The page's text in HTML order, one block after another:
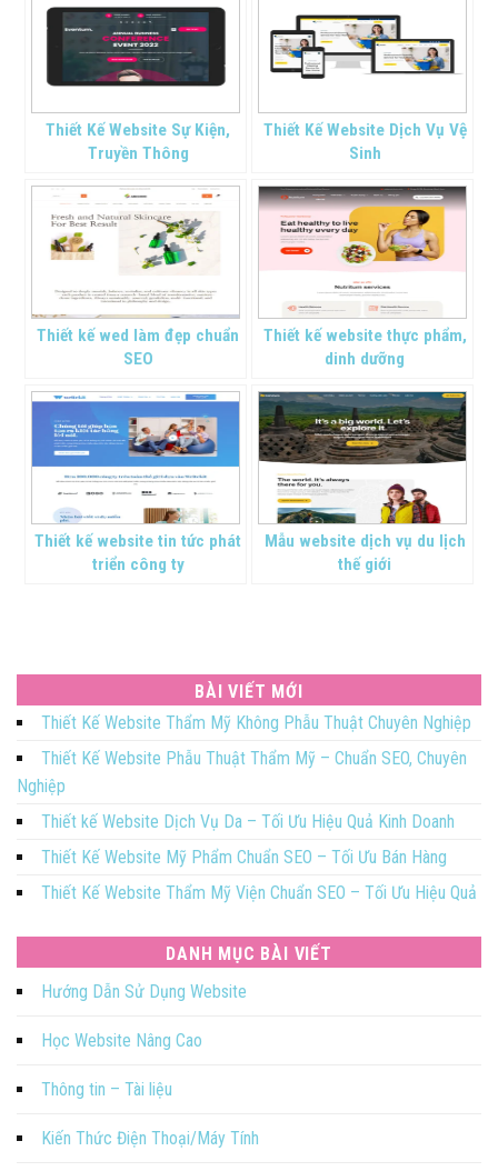
Thiết Kế Website Sự Kiện,
Truyền Thông
Thiết Kế Website Dịch Vụ Vệ
Sinh
Thiết kế wed làm đẹp chuẩn
SEO
Thiết kế website thực phẩm,
dinh dưỡng
Thiết kế website tin tức phát
triển công ty
Mẫu website dịch vụ du lịch
thế giới
BÀI VIẾT MỚI
Thiết Kế Website Thẩm Mỹ Không Phẫu Thuật Chuyên Nghiệp
Thiết Kế Website Phẫu Thuật Thẩm Mỹ – Chuẩn SEO, Chuyên
Nghiệp
Thiết kế Website Dịch Vụ Da – Tối Ưu Hiệu Quả Kinh Doanh
Thiết Kế Website Mỹ Phẩm Chuẩn SEO – Tối Ưu Bán Hàng
Thiết Kế Website Thẩm Mỹ Viện Chuẩn SEO – Tối Ưu Hiệu Quả
DANH MỤC BÀI VIẾT
Hướng Dẫn Sử Dụng Website
Học Website Nâng Cao
Thông tin – Tài liệu
Kiến Thức Điện Thoại/Máy Tính